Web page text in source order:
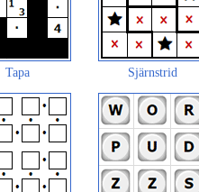
Tapa Sjärnstrid